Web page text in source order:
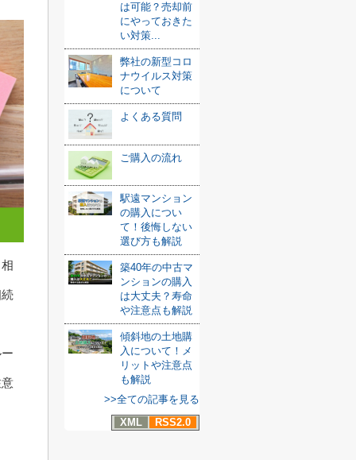
は可能？売却前
にやっておきた
い対策...
弊社の新型コロ
ナウイルス対策
について
よくある質問
ご購入の流れ
駅遠マンション
の購入につい
て！後悔しない
選び方も解説
築40年の中古マ
ンションの購入
は大丈夫？寿命
や注意点も解説
傾斜地の土地購
入について！メ
リットや注意点
も解説
>>全ての記事を見る
XML
RSS2.0